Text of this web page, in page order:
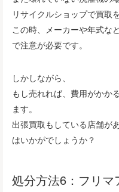
リサイクルショップで買取
この時、メーカーや年式な
で注意が必要です。
しかしながら、
もし売れれば、費用がかか
ます。
出張買取もしている店舗が
はいかがでしょうか？
処分方法6：フリ